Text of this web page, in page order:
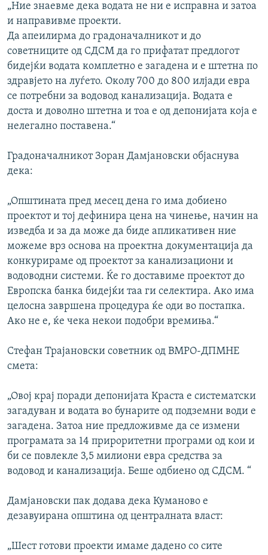
„Ние знаевме дека водата не ни е исправна и затоа
и направивме проекти.
Да апеилирма до градоначалникот и до
советниците од СДСМ да го прифатат предлогот
бидејќи водата комплетно е загадена и е штетна по
здравјето на луѓето. Околу 700 до 800 илјади евра
се потребни за водовод канализација. Водата е
доста и доволно штетна и тоа е од депонијата која е
нелегално поставена.“
Градоначалникот Зоран Дамјановски објаснува
дека:
„Општината пред месец дена го има добиено
проектот и тој дефинира цена на чинење, начин на
изведба и за да може да биде апликативен ние
можеме врз основа на проектна документација да
конкурираме од проектот за канализациони и
водоводни системи. Ќе го доставиме проектот до
Европска банка бидејќи таа ги селектира. Ако има
целосна завршена процедура ќе оди во постапка.
Ако не е, ќе чека некои подобри времиња.“
Стефан Трајановски советник од ВМРО-ДПМНЕ
смета:
„Овој крај поради депонијата Краста е систематски
загадуван и водата во бунарите од подземни води е
загадена. Затоа ние предложивме да се измени
програмата за 14 прироритетни програми од кои и
би се повлекле 3,5 милиони евра средства за
водовод и канализација. Беше одбиено од СДСМ. “
Дамјановски пак додава дека Куманово е
дезавуирана општина од централната власт:
„Шест готови проекти имаме дадено со сите